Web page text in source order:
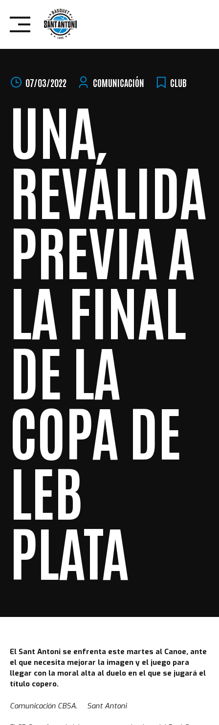
content
07/03/2022 COMUNICACIÓN CLUB
UNA
REVÁLIDA
PREVIA A
LA FINAL
DE LA
COPA DE
LEB
PLATA
El Sant Antoni se enfrenta este martes al Canoe, ante
el que necesita mejorar la imagen y el juego para
llegar con la moral alta al duelo en el que se jugará el
título copero.
Comunicación CBSA. Sant Antoni